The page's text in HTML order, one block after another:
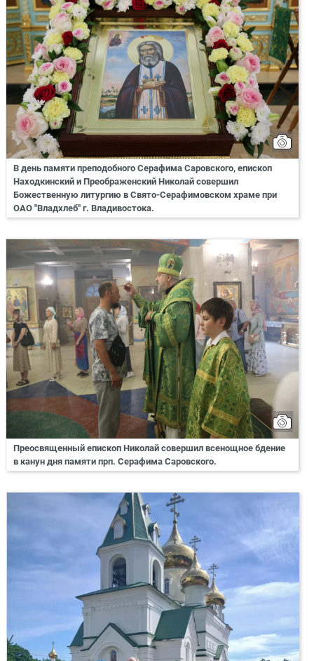
В день памяти преподобного Серафима Саровского, епископ
Находкинский и Преображенский Николай совершил
Божественную литургию в Свято-Серафимовском храме при
ОАО "Владхлеб" г. Владивостока.
Преосвященный епископ Николай совершил всенощное бдение
в канун дня памяти прп. Серафима Саровского.